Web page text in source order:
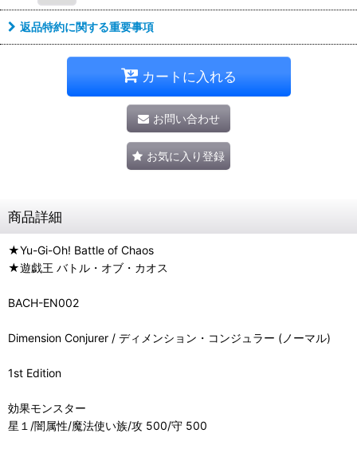
返品特約に関する重要事項
カートに入れる
お問い合わせ
お気に入り登録
商品詳細
★Yu-Gi-Oh! Battle of Chaos
★遊戯王 バトル・オブ・カオス
BACH-EN002
Dimension Conjurer / ディメンション・コンジュラー (ノーマル)
1st Edition
効果モンスター
星１/闇属性/魔法使い族/攻 500/守 500